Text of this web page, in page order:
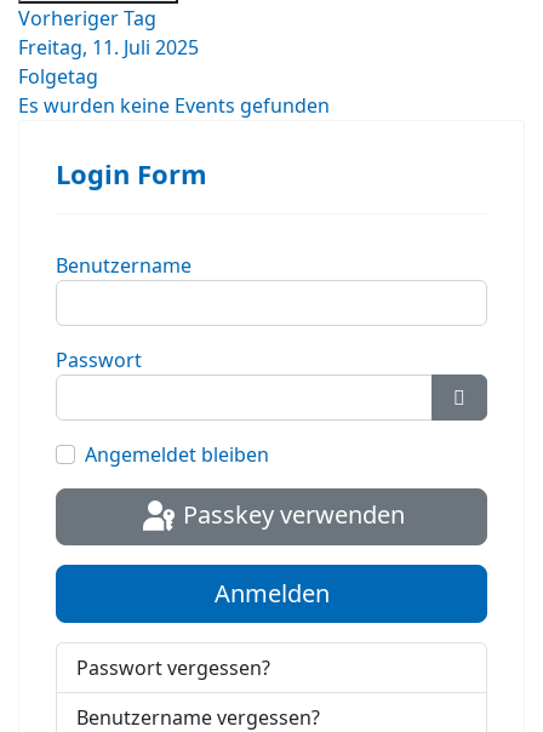
Vorheriger Tag
Freitag, 11. Juli 2025
Folgetag
Es wurden keine Events gefunden
Login Form
Benutzername
Passwort
Angemeldet bleiben
Passkey verwenden
Anmelden
Passwort vergessen?
Benutzername vergessen?